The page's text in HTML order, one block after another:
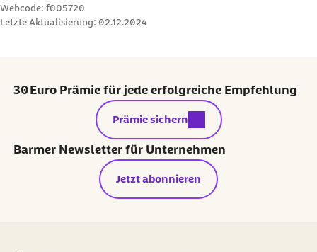
Webcode: f005720
Letzte Aktualisierung: 02.12.2024
30 Euro Prämie für jede erfolgreiche Empfehlung
externer Link:
Prämie sichern
Barmer Newsletter für Unternehmen
Jetzt abonnieren